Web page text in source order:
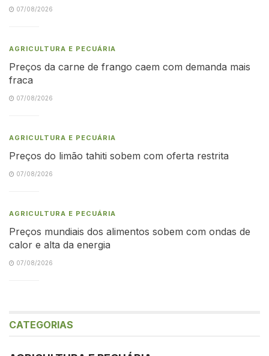
07/08/2026
AGRICULTURA E PECUÁRIA
Preços da carne de frango caem com demanda mais
fraca
07/08/2026
AGRICULTURA E PECUÁRIA
Preços do limão tahiti sobem com oferta restrita
07/08/2026
AGRICULTURA E PECUÁRIA
Preços mundiais dos alimentos sobem com ondas de
calor e alta da energia
07/08/2026
CATEGORIAS